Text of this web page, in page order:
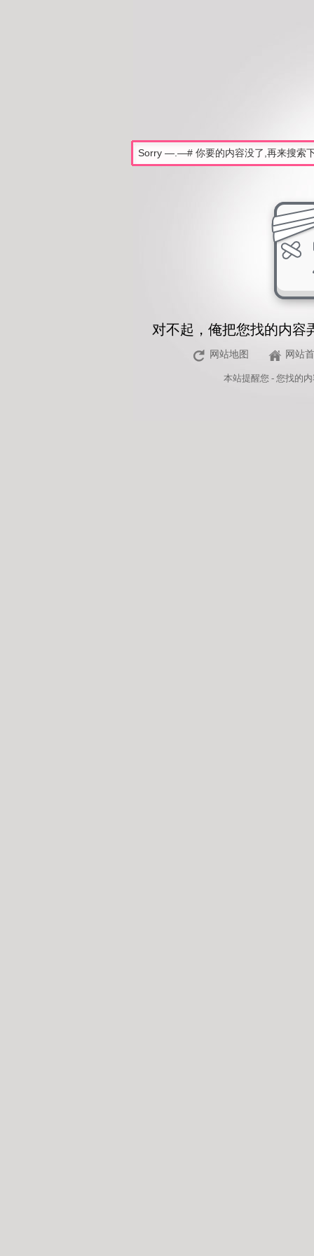
对不起，俺把您找的内容
网站地图 网站
本站提醒您 - 您找的